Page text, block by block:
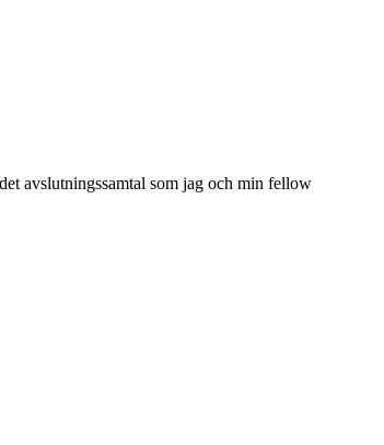
avslutningssamtal som jag och min fellow